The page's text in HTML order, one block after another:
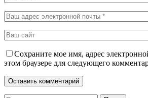
Сохраните мое имя, адрес
этом браузере для следующего